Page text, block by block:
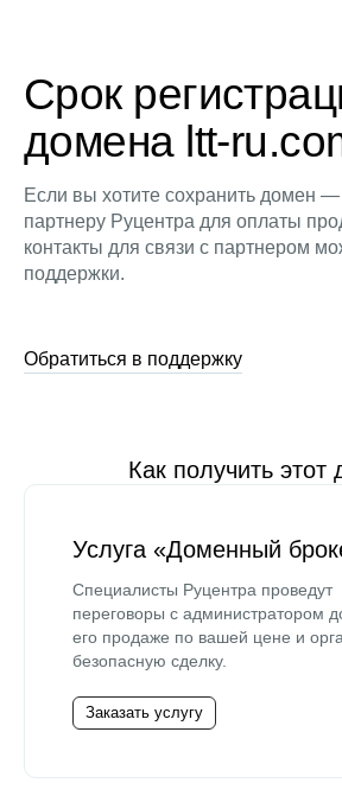
Срок
домена ltt-
Если вы хотите сохранить домен —
партнеру Руцентра для оплаты
контакты для связи с партнером
поддержки.
Обратиться в поддержку
Как получить этот
Услуга «Доменный
Специалисты Руцентра проведут
переговоры с администратором
его продаже по вашей цене и
безопасную сделку.
Заказать услугу